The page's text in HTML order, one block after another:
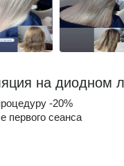
на диодном
-20%
первого сеанса